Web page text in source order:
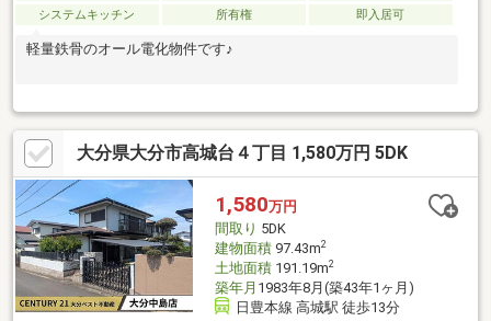
システムキッチン
所有権 即入居可
軽量鉄骨のオール電化物件です♪
大分県大分市高城台４丁目 1,580万円 5DK
1,580万円
間取り 5DK
建物面積97.43m2
土地面積191.19m2
築年月 1983年8月(築43年1ヶ月)
日豊本線 高城駅 徒歩13分